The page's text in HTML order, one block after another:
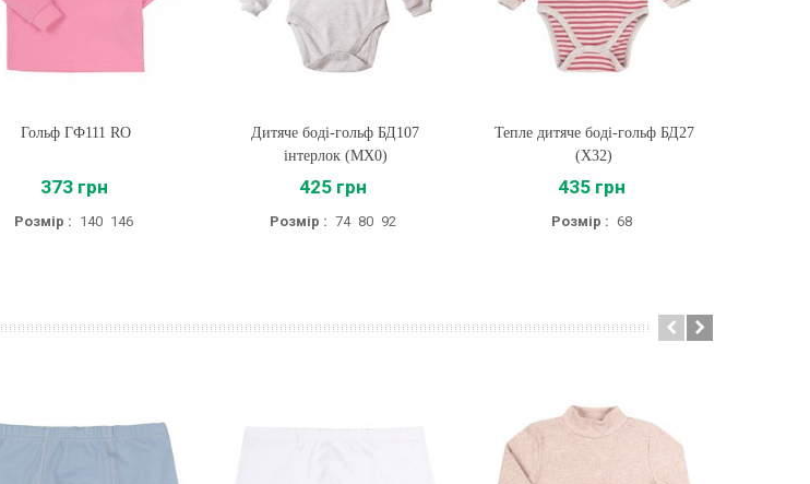
Купити
Гольф ГФ111 RO
373 грн
Розмір : 140 146
Купити
Дитяче боді-гольф БД107
інтерлок (MX0)
425 грн
Розмір : 74 80 92
Купити
Тепле дитяче боді-гольф БД27
(X32)
435 грн
Розмір : 68